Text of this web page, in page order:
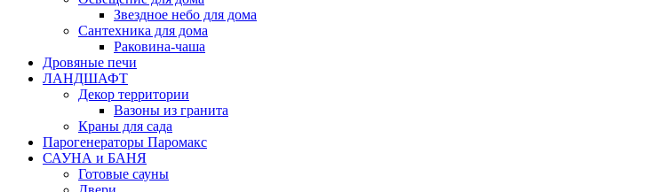
Звездное небо для дома
Сантехника для дома
Раковина-чаша
Дровяные печи
ЛАНДШАФТ
Декор территории
Вазоны из гранита
Краны для сада
Парогенераторы Паромакс
САУНА и БАНЯ
Готовые сауны